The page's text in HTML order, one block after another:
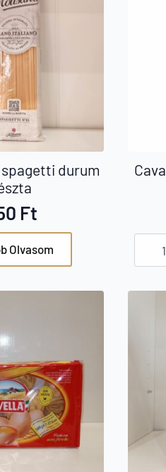
spagetti durum
Ft
Olvasom
bar